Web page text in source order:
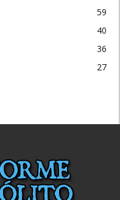
59
40
36
27